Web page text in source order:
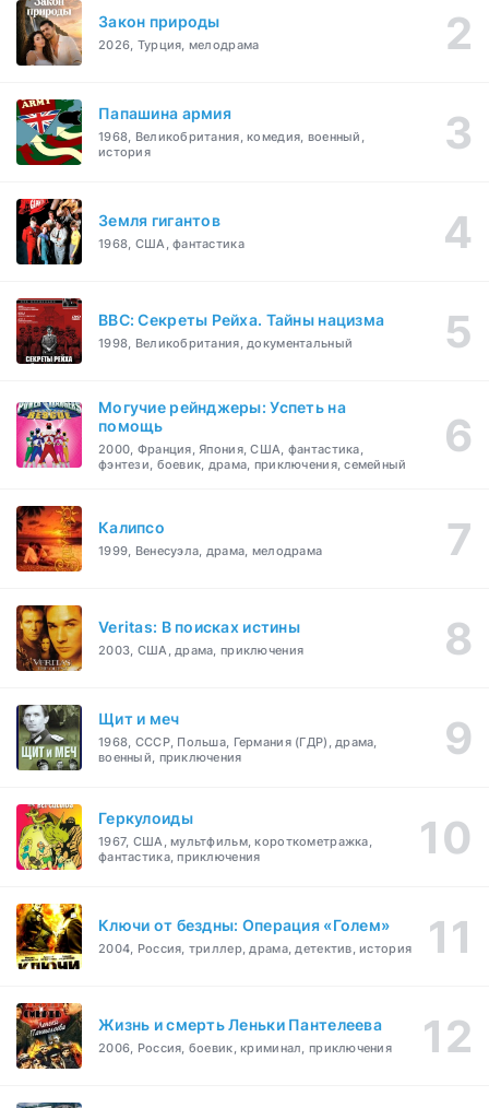
Закон природы
2026, Турция, мелодрама
Папашина армия
1968, Великобритания, комедия, военный,
история
Земля гигантов
1968, США, фантастика
BBC: Секреты Рейха. Тайны нацизма
1998, Великобритания, документальный
Могучие рейнджеры: Успеть на
помощь
2000, Франция, Япония, США, фантастика,
фэнтези, боевик, драма, приключения, семейный
Калипсо
1999, Венесуэла, драма, мелодрама
Veritas: В поисках истины
2003, США, драма, приключения
Щит и меч
1968, СССР, Польша, Германия (ГДР), драма,
военный, приключения
Геркулоиды
1967, США, мультфильм, короткометражка,
фантастика, приключения
Ключи от бездны: Операция «Голем»
2004, Россия, триллер, драма, детектив, история
Жизнь и смерть Леньки Пантелеева
2006, Россия, боевик, криминал, приключения